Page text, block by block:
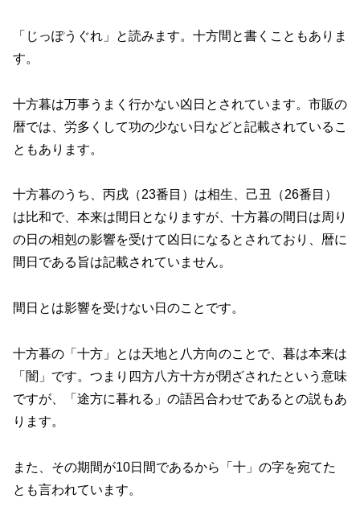
「じっぽうぐれ」と読みます。十方間と書くこともありま
す。
十方暮は万事うまく行かない凶日とされています。市販の
暦では、労多くして功の少ない日などと記載されているこ
ともあります。
十方暮のうち、丙戌（23番目）は相生、己丑（26番目）
は比和で、本来は間日となりますが、十方暮の間日は周り
の日の相剋の影響を受けて凶日になるとされており、暦に
間日である旨は記載されていません。
間日とは影響を受けない日のことです。
十方暮の「十方」とは天地と八方向のことで、暮は本来は
「闇」です。つまり四方八方十方が閉ざされたという意味
ですが、「途方に暮れる」の語呂合わせであるとの説もあ
ります。
また、その期間が10日間であるから「十」の字を宛てた
とも言われています。